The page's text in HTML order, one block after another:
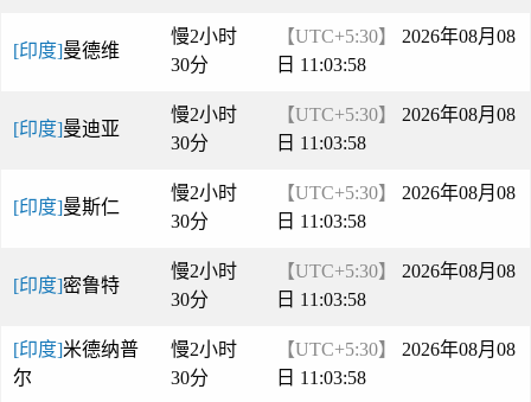
[印度]曼德维
慢2小时
30分
【UTC+5:30】
2026年08月08
日 11:03:58
[印度]曼迪亚
慢2小时
30分
【UTC+5:30】
2026年08月08
日 11:03:58
[印度]曼斯仁
慢2小时
30分
【UTC+5:30】
2026年08月08
日 11:03:58
[印度]密鲁特
慢2小时
30分
【UTC+5:30】
2026年08月08
日 11:03:58
[印度]米德纳普
尔
慢2小时
30分
【UTC+5:30】
2026年08月08
日 11:03:58